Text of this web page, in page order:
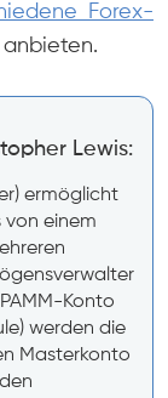
Forex-
anbieten.
Lewis:
ermöglicht
von einem
Konto
werden die
Masterkonto